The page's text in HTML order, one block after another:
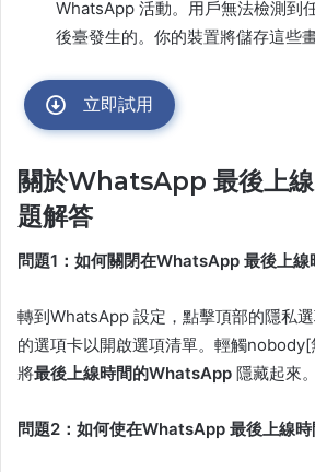
WhatsApp 活動。用戶無法檢測到
後臺發生的。你的裝置將儲存這些畫
立即試用
關於WhatsApp 最後上線
題解答
問題1：如何關閉在WhatsApp 最後上線
轉到WhatsApp 設定，點擊頂部的隱私
的選項卡以開啟選項清單。輕觸
將最後上線時間的WhatsApp 隱藏起來。
問題2：如何使在WhatsApp 最後上線時